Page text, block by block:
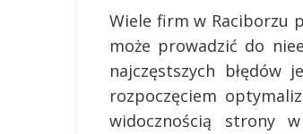
Wiele firm w Raciborzu
może prowadzić do
najczęstszych błędów
rozpoczęciem
widocznością strony